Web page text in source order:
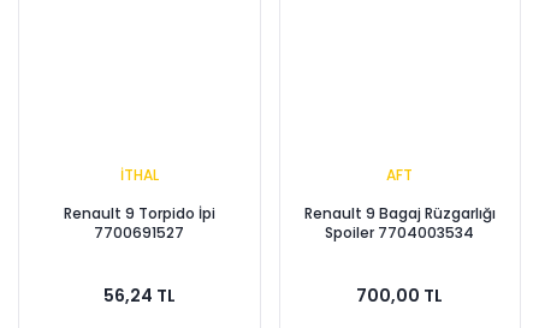
İTHAL
Renault 9 Torpido İpi
7700691527
56,24 TL
AFT
Renault 9 Bagaj Rüzgarlığı
Spoiler 7704003534
700,00 TL